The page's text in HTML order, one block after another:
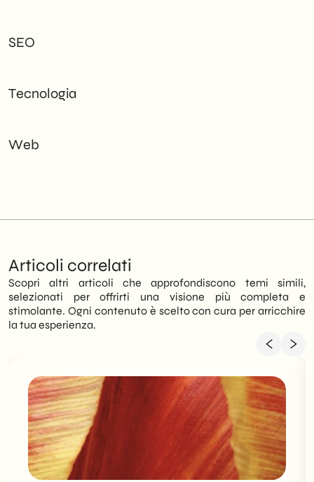
SEO
Tecnologia
Web
Articoli correlati
Scopri altri articoli che approfondiscono temi simili,
selezionati per offrirti una visione più completa e
stimolante. Ogni contenuto è scelto con cura per arricchire
la tua esperienza.